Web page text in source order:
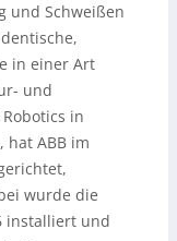
und Schweißen
in einer Art
und
in
ABB im
wurde die
installiert und